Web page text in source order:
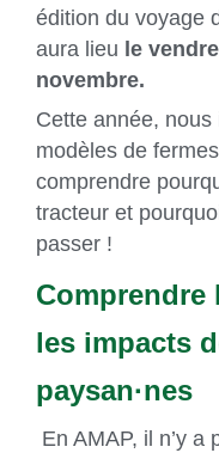
édition du voyage
aura lieu le
novembre.
Cette année,
modèles de
comprendre
tracteur et
passer !
Comprendre
les impacts
paysan·nes
En AMAP, il n’y